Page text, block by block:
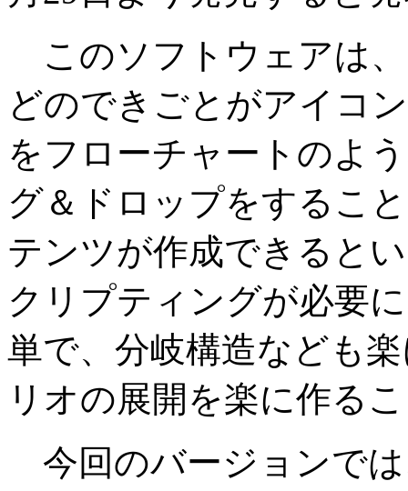
このソフトウェアは
どのできごとがアイコ
をフローチャートのよ
グ＆ドロップをするこ
テンツが作成できると
クリプティングが必要
単で、分岐構造なども
リオの展開を楽に作る
今回のバージョンで